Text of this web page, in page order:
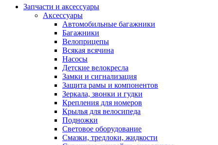
Запчасти и аксессуары
Аксессуары
Автомобильные багажники
Багажники
Велоприцепы
Всякая всячина
Насосы
Детские велокресла
Замки и сигнализация
Защита рамы и компонентов
Зеркала, звонки и гудки
Крепления для номеров
Крылья для велосипеда
Подножки
Световое оборудование
Смазки, тредлоки, жидкости